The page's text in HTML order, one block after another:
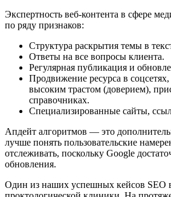
Экспертность веб-контента в сфере
по ряду признаков:
Структура раскрытия темы в
Ответы на все вопросы клиента.
Регулярная публикация и
Продвижение ресурса в
высоким трастом (доверием),
справочниках.
Специализированные сайты,
Апдейт алгоритмов — это
лучше понять пользовательские
отслеживать, поскольку Google
обновления.
Один из наших успешных кейсов SEO